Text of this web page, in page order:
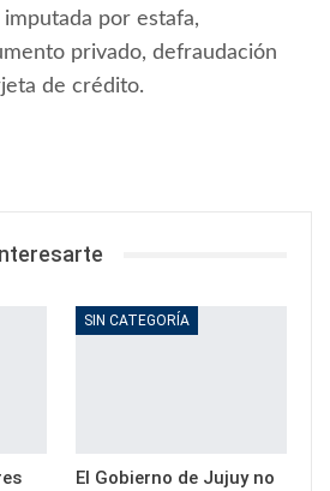
por estafa,
privado, defraudación
de crédito.
SIN CATEGORÍA
El Gobierno de Jujuy no